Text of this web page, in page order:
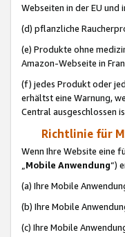
Webseiten in der EU
(d) pflanzliche
(e) Produkte ohne
Amazon-Webseite in
(f) jedes Produkt oder
erhältst eine Warnung,
Central ausgeschlossen
Richtlinie für
Wenn Ihre Website eine
„Mobile Anwendung“)
(a) Ihre Mobile
(b) Ihre Mobile
(c) Ihre Mobile